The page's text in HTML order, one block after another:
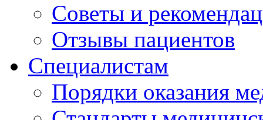
Советы и
Отзывы пациентов
Специалистам
Порядки оказания